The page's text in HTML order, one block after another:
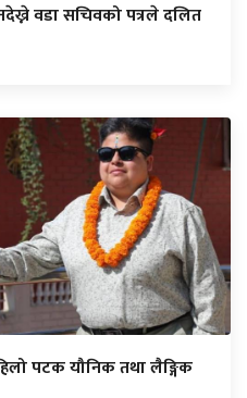
वडा सचिवको पत्रले दलित
पटक यौनिक तथा लैङ्गिक